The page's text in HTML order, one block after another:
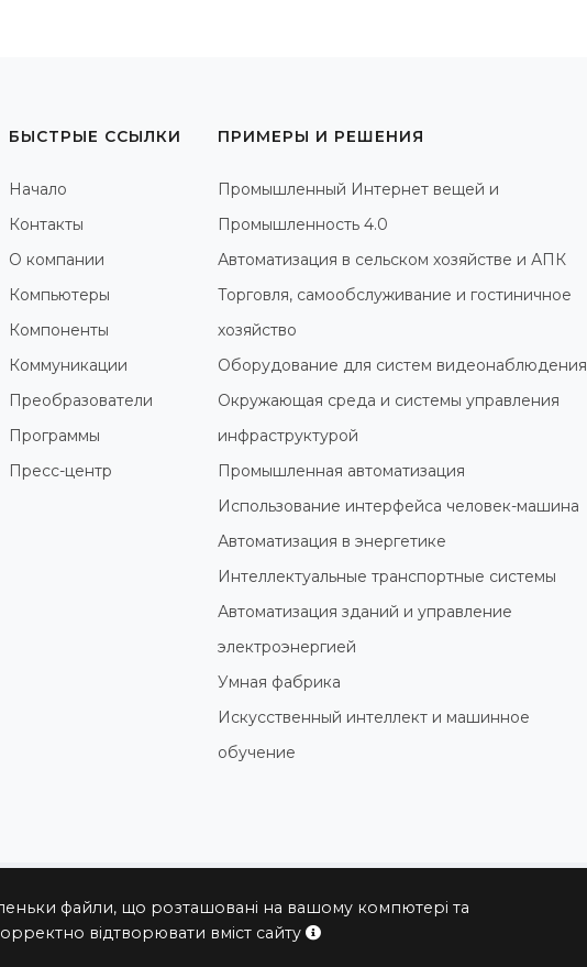
файли, що розташовані на вашому компютері та
відтворювати вміст сайту
БЫСТРЫЕ ССЫЛКИ
Начало
Контакты
О компании
Компьютеры
Компоненты
Коммуникации
Преобразователи
Программы
Пресс-центр
ПРИМЕРЫ И РЕШЕНИЯ
Промышленный Интернет вещей и
Промышленность 4.0
Автоматизация в сельском хозяйстве и АПК
Торговля, самообслуживание и гостиничное
хозяйство
Оборудование для систем видеонаблюдения
Окружающая среда и системы управления
инфраструктурой
Промышленная автоматизация
Использование интерфейса человек-машина
Автоматизация в энергетике
Интеллектуальные транспортные системы
Автоматизация зданий и управление
электроэнергией
Умная фабрика
Искусственный интеллект и машинное
обучение
© 2004 - 2026 ПРОКСИС™ - промышленные компьютеры и системы